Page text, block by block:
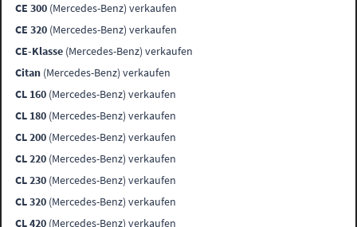
CE 300 (Mercedes-Benz) verkaufen
CE 320 (Mercedes-Benz) verkaufen
CE-Klasse (Mercedes-Benz) verkaufen
Citan (Mercedes-Benz) verkaufen
CL 160 (Mercedes-Benz) verkaufen
CL 180 (Mercedes-Benz) verkaufen
CL 200 (Mercedes-Benz) verkaufen
CL 220 (Mercedes-Benz) verkaufen
CL 230 (Mercedes-Benz) verkaufen
CL 320 (Mercedes-Benz) verkaufen
CL 420 (Mercedes-Benz) verkaufen